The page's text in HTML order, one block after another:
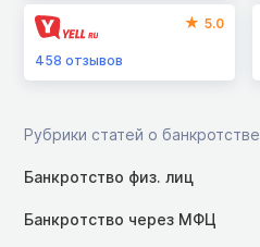
5.0
458 отзывов
Рубрики статей о банкротстве
Банкротство физ. лиц
Банкротство через МФЦ